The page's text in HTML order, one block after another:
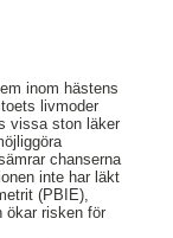
inom hästens
livmoder
vissa ston läker
chanserna
inte har läkt
(PBIE),
ökar risken för